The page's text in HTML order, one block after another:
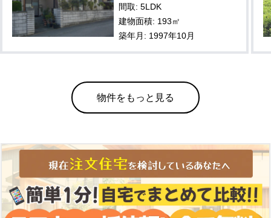
間取: 5LDK
建物面積: 193㎡
築年月: 1997年10月
物件をもっと見る